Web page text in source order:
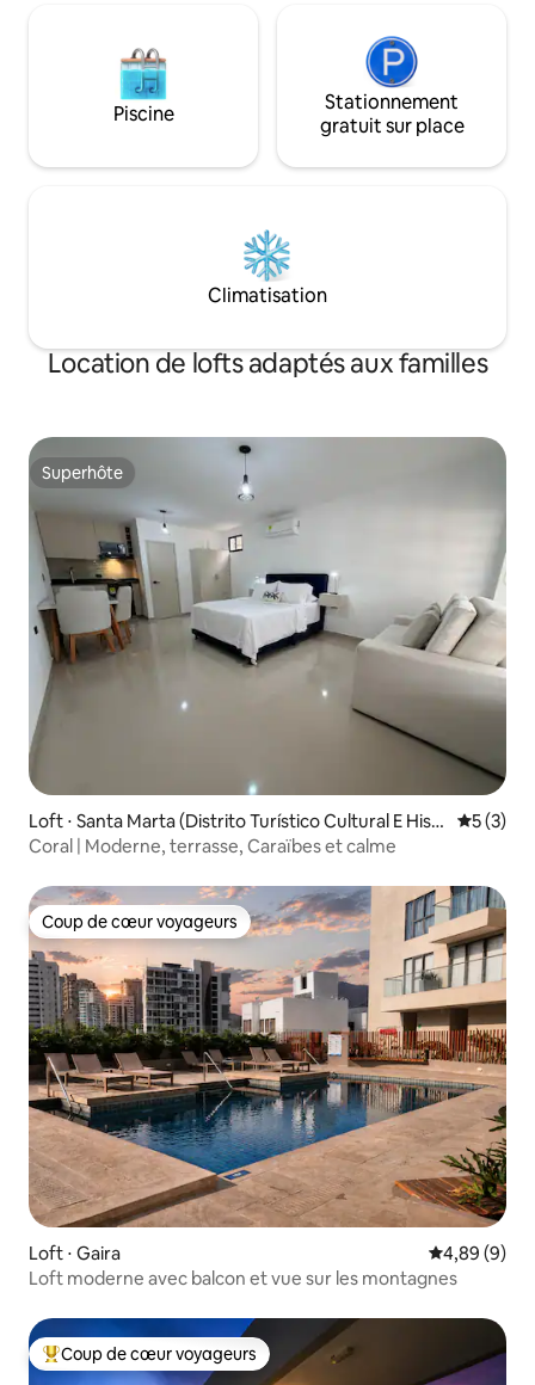
Piscine
Stationnement
gratuit sur place
Climatisation
Location de lofts adaptés aux familles
Superhôte
Superhôte
Loft ⋅ Santa Marta (Distrito Turístico Cultural E Hist
órico)
5 (3)
Coral | Moderne, terrasse, Caraïbes et calme
Coup de cœur voyageurs
Coup de cœur voyageurs
Loft ⋅ Gaira Évaluation
4,89 (9)
Loft moderne avec balcon et vue sur les montagnes
Coups de cœur voyageurs les plus appréciés
Coup de cœur voyageurs